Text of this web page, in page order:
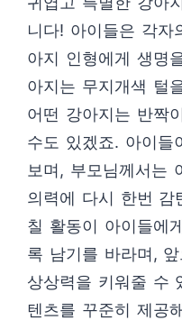
니다! 아이들은 각자
아지 인형에게 생명
아지는 무지개색 털
어떤 강아지는 반짝
수도 있겠죠. 아이들
보며, 부모님께서는
의력에 다시 한번 감
칠 활동이 아이들에
록 남기를 바라며,
상상력을 키워줄 수
텐츠를 꾸준히 제공